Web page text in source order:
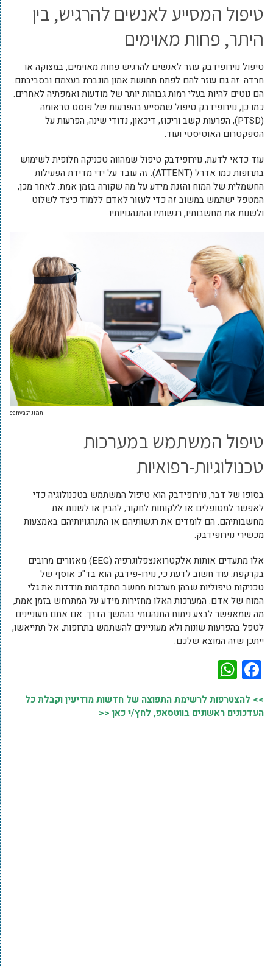
טיפול המסייע לאנשים להרגיש, בין
היתר, פחות מאוימים
טיפול נוירופידבק עוזר לאנשים להרגיש פחות מאוימים, במצוקה או
חרדה. זה גם עוזר להם לפתח תחושת אמון מוגברת בעצמם ובסביבתם.
הם נוטים להיות בעלי רמות גבוהות יותר של מודעות ואמפתיה לאחרים.
כמו כן, נוירופידבק טיפול שמסייע בהפרעות של פוסט טראומה
(PTSD), הפרעות קשב וריכוז, דיכאון, נדודי שינה, הפרעות על
הספקטרום האוטיסטי ועוד.
עוד כדאי לדעת, נוירופידבק טיפול שמהווה טכניקה חלופית לשימוש
בתרופות כמו אדרל (ATTENT). זה עובד על ידי מדידת הפעילות
החשמלית של המוח והזנת מידע על מה שקורה בזמן אמת. לאחר מכן,
המטפל ישתמש במשוב זה כדי לעזור לאדם ללמוד כיצד לשלוט
ולשנות את מחשבותיו, רגשותיו והתנהגויותיו.
תמונה:canva
טיפול המשתמש במערכות
טכנולוגיות-רפואיות
בסופו של דבר, נוירופידבק הוא טיפול המשתמש בטכנולוגיה כדי
לאפשר למטופלים או ללקוחות לחקור, להבין או לשנות את
מחשבותיהם. הם לומדים את רגשותיהם או התנהגויותיהם באמצעות
מכשירי נוירופידבק.
אלו מתעדים אותות אלקטרואנצפלוגרפיה (EEG) מאזורים מרובים
בקרקפת. עוד חשוב לדעת כי, נוירו-פידבק הוא בד"כ אוסף של
טכניקות טיפוליות שבהן מערכות מחשב מתקדמות מודדות את גלי
המוח של אדם. המערכות האלו מחזירות מידע על המתרחש בזמן אמת,
מה שמאפשר לבצע ניתוח התנהגותי בהמשך הדרך. אם אתם מעוניינים
לטפל בהפרעות שונות ולא מעוניינים להשתמש בתרופות, אל תתייאשו,
ייתכן שזה המוצא שלכם.
Facebook
>> להצטרפות לרשימת התפוצה של חדשות מודיעין וקבלת כל
העדכונים ראשונים בווטסאפ, לחץ/י כאן <<